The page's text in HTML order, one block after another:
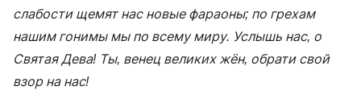
слабости щемят нас новые фараоны; по грехам
нашим гонимы мы по всему миру. Услышь нас, о
Святая Дева! Ты, венец великих жён, обрати свой
взор на нас!